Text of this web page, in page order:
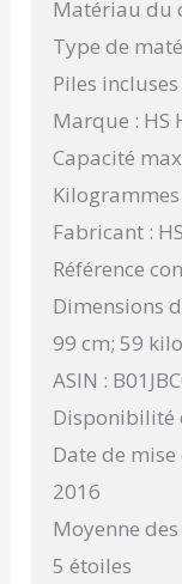
Matériau du
Type de
Piles incluses
Marque : HS
Capacité
Kilogrammes
Fabricant :
Référence
Dimensions
99 cm; 59
ASIN :
Disponibilité
Date de
2016
Moyenne
5 étoiles